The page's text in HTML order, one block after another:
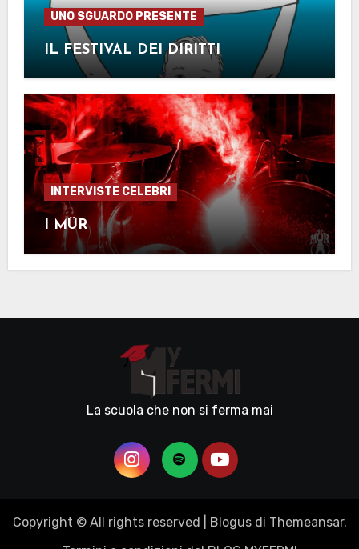
UNO SGUARDO PRESENTE
IL FESTIVAL DEI DIRITTI
INTERVISTE CELEBRI
I MÜR
La scuola che non si ferma mai
Copyright © All rights reserved Blogusdi Themeansar.